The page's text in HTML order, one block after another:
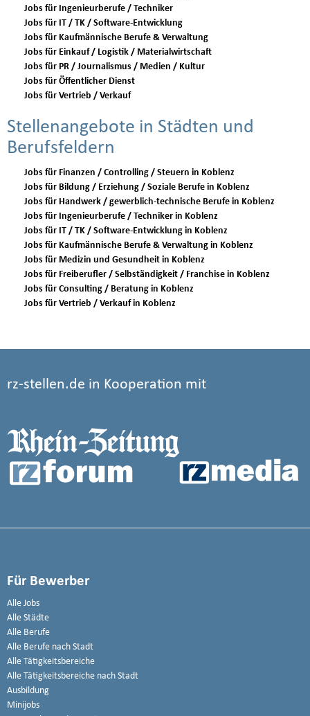
Jobs für Ingenieurberufe / Techniker
Jobs für IT / TK / Software-Entwicklung
Jobs für Kaufmännische Berufe & Verwaltung
Jobs für Einkauf / Logistik / Materialwirtschaft
Jobs für PR / Journalismus / Medien / Kultur
Jobs für Öffentlicher Dienst
Jobs für Vertrieb / Verkauf
Stellenangebote in Städten und
Berufsfeldern
Jobs für Finanzen / Controlling / Steuern in Koblenz
Jobs für Bildung / Erziehung / Soziale Berufe in Koblenz
Jobs für Handwerk / gewerblich-technische Berufe in Koblenz
Jobs für Ingenieurberufe / Techniker in Koblenz
Jobs für IT / TK / Software-Entwicklung in Koblenz
Jobs für Kaufmännische Berufe & Verwaltung in Koblenz
Jobs für Medizin und Gesundheit in Koblenz
Jobs für Freiberufler / Selbständigkeit / Franchise in Koblenz
Jobs für Consulting / Beratung in Koblenz
Jobs für Vertrieb / Verkauf in Koblenz
rz-stellen.de in Kooperation mit
Für Bewerber
Alle Jobs
Alle Städte
Alle Berufe
Alle Berufe nach Stadt
Alle Tätigkeitsbereiche
Alle Tätigkeitsbereiche nach Stadt
Ausbildung
Minijobs